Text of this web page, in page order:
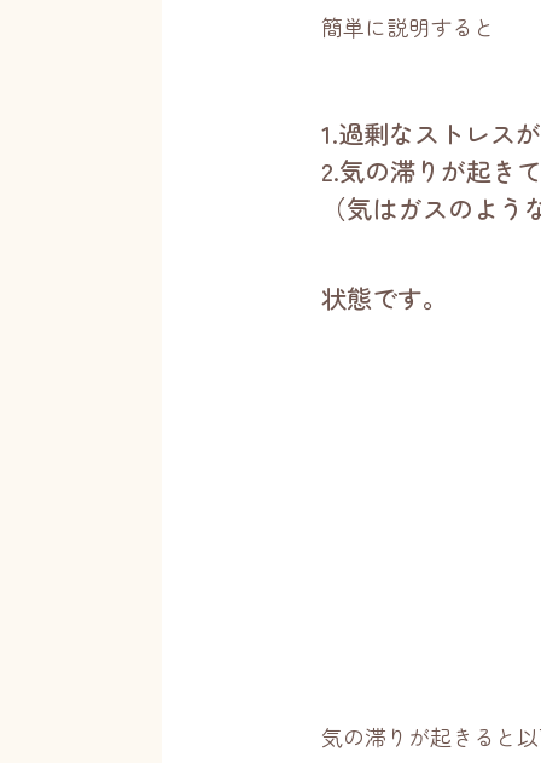
簡単に説明すると
1.過剰なストレス
2.気の滞りが起き
（気はガスのよう
状態です。
気の滞りが起きると